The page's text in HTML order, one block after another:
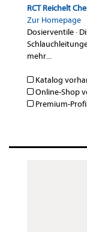
RCT Reichelt
Zur Homepage
Dosierventile·
mehr...
Katalog
Online-Shop
Premium-